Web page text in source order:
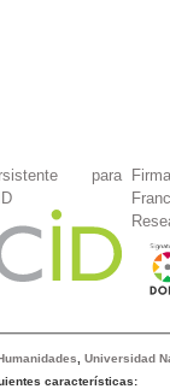
para
,Universidad
características: